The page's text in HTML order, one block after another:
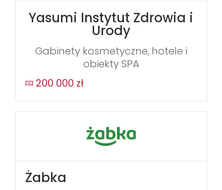
Yasumi Instytut Zdrowia i
Urody
Gabinety kosmetyczne, hotele i
obiekty SPA
200 000 zł
Żabka